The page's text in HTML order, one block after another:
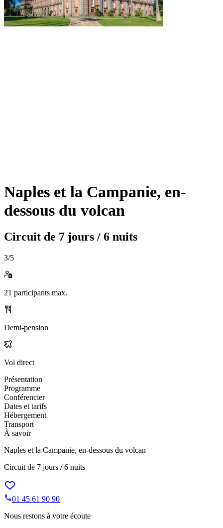
Naples et la Campanie, en-
dessous du volcan
Circuit de 7 jours / 6 nuits
3/5
21 participants max.
Demi-pension
Vol direct
Présentation
Programme
Conférencier
Dates et tarifs
Hébergement
Transport
À savoir
Naples et la Campanie, en-dessous du volcan
Circuit de 7 jours / 6 nuits
01 45 61 90 90
Nous restons à votre écoute